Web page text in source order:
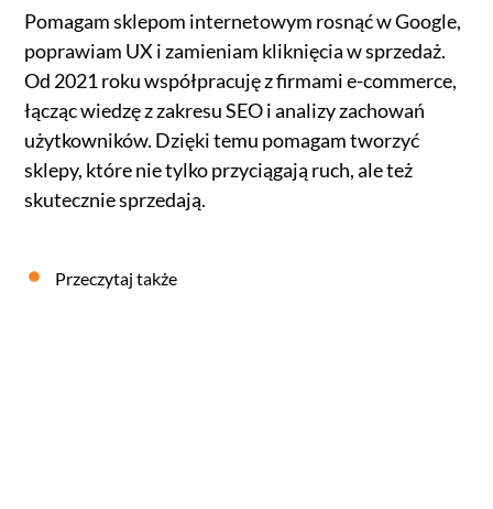
Pomagam sklepom internetowym rosnąć w Google,
poprawiam UX i zamieniam kliknięcia w sprzedaż.
Od 2021 roku współpracuję z firmami e-commerce,
łącząc wiedzę z zakresu SEO i analizy zachowań
użytkowników. Dzięki temu pomagam tworzyć
sklepy, które nie tylko przyciągają ruch, ale też
skutecznie sprzedają.
Przeczytaj także